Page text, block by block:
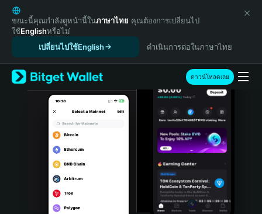
English
日本語
Tiếng Việt
Español (Latinoamérica)
Türkçe
Italiano
Português (Portugal)
Bahasa Indonesia
ขณะนี้คุณกำลังดูหน้านี้ในภาษาไทย คุณต้องการเปลี่ยนไป
ใช้Englishหรือไม่
เปลี่ยนไปใช้English
ดำเนินการต่อในภาษาไทย
ดาวน์โหลดเลย